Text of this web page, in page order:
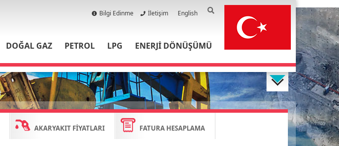
Bilgi Edinme İletişim English
DOĞAL GAZ PETROL LPG ENERJİ DÖNÜŞÜMÜ
AKARYAKIT FİYATLARI FATURA HESAPLAMA